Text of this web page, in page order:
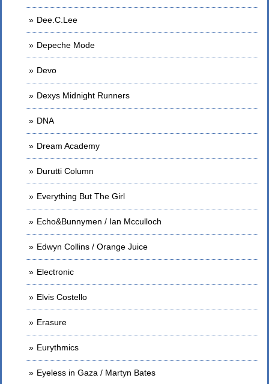
Dee.C.Lee
Depeche Mode
Devo
Dexys Midnight Runners
DNA
Dream Academy
Durutti Column
Everything But The Girl
Echo&Bunnymen / Ian Mcculloch
Edwyn Collins / Orange Juice
Electronic
Elvis Costello
Erasure
Eurythmics
Eyeless in Gaza / Martyn Bates